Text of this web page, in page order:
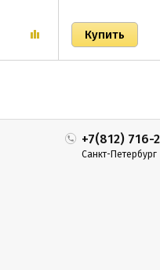
+7(812) 716-
Санкт-Петербург